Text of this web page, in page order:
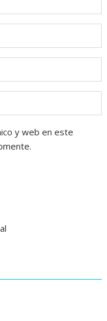
y web en este